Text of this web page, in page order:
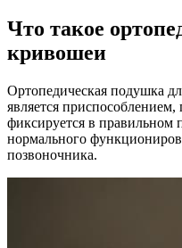
Что такое
кривошеи
Ортопедическая подушка
является
фиксируется в правильном
нормального
позвоночника.